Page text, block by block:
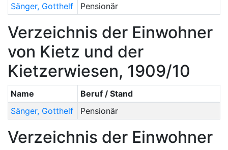
Sänger, Gotthelf Pensionär
Verzeichnis der Einwohner
von Kietz und der
Kietzerwiesen, 1909/10
Name
Beruf / Stand
Sänger, Gotthelf Pensionär
Verzeichnis der Einwohner